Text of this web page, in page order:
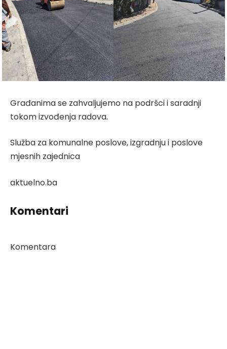
Građanima se zahvaljujemo na podršci i saradnji
tokom izvođenja radova.
Služba za komunalne poslove, izgradnju i poslove
mjesnih zajednica
aktuelno.ba
Komentari
Komentara